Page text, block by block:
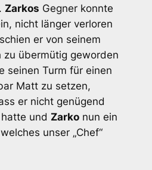
Zarkos Gegner konnte
nicht länger verloren
er von seinem
zu übermütig geworden
seinen Turm für einen
Matt zu setzen,
er nicht genügend
und Zarkonun ein
unser „Chef“